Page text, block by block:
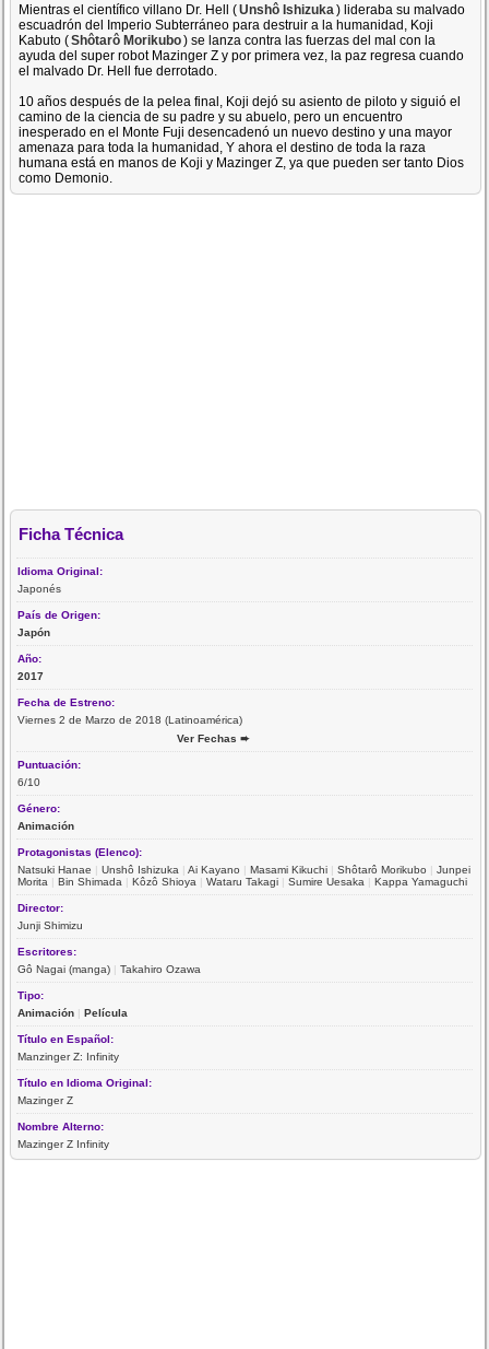
Mientras el científico villano Dr. Hell (Unshô Ishizuka) lideraba su malvado
escuadrón del Imperio Subterráneo para destruir a la humanidad, Koji
Kabuto (Shôtarô Morikubo) se lanza contra las fuerzas del mal con la
ayuda del super robot Mazinger Z y por primera vez, la paz regresa cuando
el malvado Dr. Hell fue derrotado.
10 años después de la pelea final, Koji dejó su asiento de piloto y siguió el
camino de la ciencia de su padre y su abuelo, pero un encuentro
inesperado en el Monte Fuji desencadenó un nuevo destino y una mayor
amenaza para toda la humanidad, Y ahora el destino de toda la raza
humana está en manos de Koji y Mazinger Z, ya que pueden ser tanto Dios
como Demonio.
Ficha Técnica
Idioma Original:
Japonés
País de Origen:
Japón
Año:
2017
Fecha de Estreno:
Viernes 2 de Marzo de 2018 (Latinoamérica)
Ver Fechas ➨
Puntuación:
6/10
Género:
Animación
Protagonistas (Elenco):
Natsuki Hanae |Unshô Ishizuka |Ai Kayano |Masami Kikuchi |Shôtarô Morikubo |Junpei
Morita |Bin Shimada |Kôzô Shioya |Wataru Takagi |Sumire Uesaka |Kappa Yamaguchi
Director:
Junji Shimizu
Escritores:
Gô Nagai (manga) |Takahiro Ozawa
Tipo:
Animación |Película
Título en Español:
Manzinger Z: Infinity
Título en Idioma Original:
Mazinger Z
Nombre Alterno:
Mazinger Z Infinity